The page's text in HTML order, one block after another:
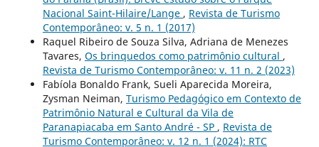
Nacional Saint-Hilaire/Lange , Revista de Turismo
Contemporâneo: v. 5 n. 1 (2017)
Raquel Ribeiro de Souza Silva, Adriana de Menezes
Tavares, Os brinquedos como patrimônio cultural ,
Revista de Turismo Contemporâneo: v. 11 n. 2 (2023)
Fabíola Bonaldo Frank, Sueli Aparecida Moreira,
Zysman Neiman, Turismo Pedagógico em Contexto de
Patrimônio Natural e Cultural da Vila de
Paranapiacaba em Santo André - SP , Revista de
Turismo Contemporâneo: v. 12 n. 1 (2024): RTC